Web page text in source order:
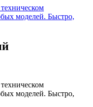
моделей. Быстро,
моделей. Быстро,